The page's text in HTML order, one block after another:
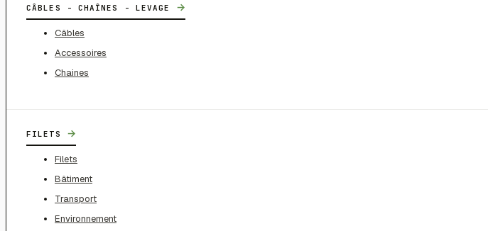
CÂBLES - CHAÎNES - LEVAGE →
Câbles
Accessoires
Chaines
FILETS →
Filets
Bâtiment
Transport
Environnement